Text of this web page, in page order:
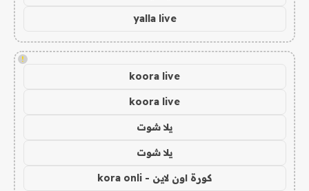
yalla live
!
koora live
koora live
يلا شوت
يلا شوت
كورة اون لاين - kora onli